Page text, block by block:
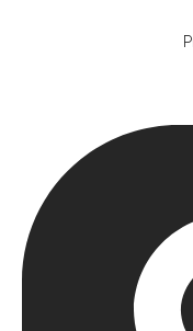
hypotheekshop
hypotheekshop